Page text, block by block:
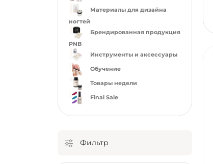
Материалы для дизайна
ногтей
Брендированная продукция
PNB
Инструменты и аксессуары
Обучение
Товары недели
Final Sale
Фильтр